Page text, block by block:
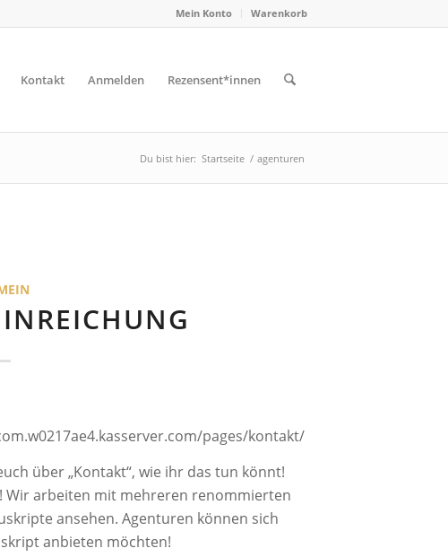
Mein Konto Warenkorb
Kontakt Anmelden Rezensent*innen
Du bist hier: Startseite / agenturen
pages/kontakt/
über „Kontakt“, wie ihr das tun könnt!
arbeiten mit mehreren renommierten
ansehen. Agenturen können sich
anbieten möchten!